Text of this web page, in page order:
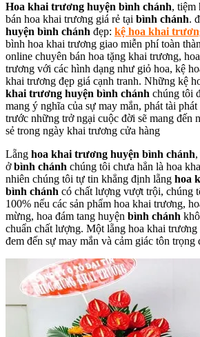
Hoa khai trương huyện bình chánh, tiệm
bán hoa khai trương giá rẻ tại bình chánh.
huyện bình chánh đẹp: kệ hoa khai
bình hoa khai trương giao miễn phí toàn
online chuyên bán hoa tặng khai trương,
trương với các hình dạng như giỏ hoa, kệ
khai trương đẹp giá cạnh tranh. Những kệ
khai trương huyện bình chánh chúng tôi
mang ý nghĩa của sự may mắn, phát tài
trước những trở ngại cuộc đời sẽ mang đến
sẻ trong ngày khai trương cửa hàng
Lẵng hoa khai trương huyện bình chánh
ởbình chánh chúng tôi chưa hẳn là hoa
nhiên chúng tôi tự tin khẳng định lẵng hoa
bình chánh có chất lượng vượt trội, chúng
100% nếu các sản phẩm hoa khai trương,
mừng, hoa đám tang huyện bình chánh
chuẩn chất lượng. Một lẵng hoa khai
đem đến sự may mắn và cảm giác tôn